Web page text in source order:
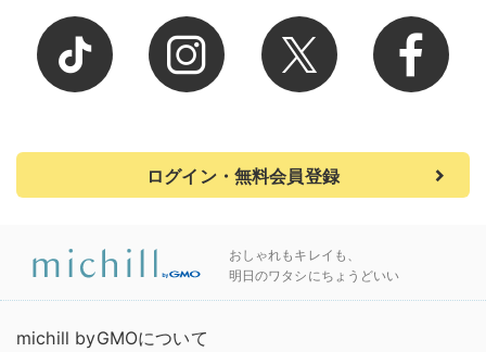
ログイン・無料会員登録
おしゃれもキレイも、
明日のワタシにちょうどいい
michill byGMOについて